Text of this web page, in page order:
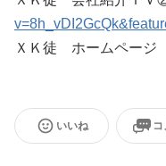
ＸＫ徒 ホームページ
いいね